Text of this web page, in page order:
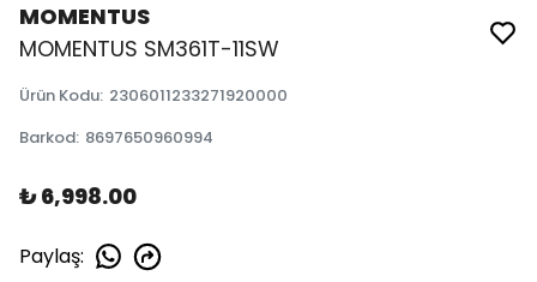
MOMENTUS
MOMENTUS SM361T-11SW
Ürün Kodu: 2306011233271920000
Barkod: 8697650960994
₺ 6,998.00
Paylaş: